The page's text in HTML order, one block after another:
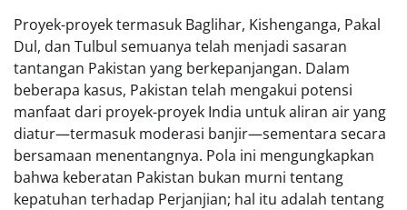
Proyek-proyek termasuk Baglihar, Kishenganga, Pakal
Dul, dan Tulbul semuanya telah menjadi sasaran
tantangan Pakistan yang berkepanjangan. Dalam
beberapa kasus, Pakistan telah mengakui potensi
manfaat dari proyek-proyek India untuk aliran air yang
diatur—termasuk moderasi banjir—sementara secara
bersamaan menentangnya. Pola ini mengungkapkan
bahwa keberatan Pakistan bukan murni tentang
kepatuhan terhadap Perjanjian; hal itu adalah tentang